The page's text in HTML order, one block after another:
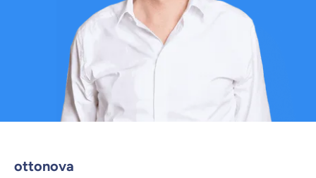
ottonova
Weil es uns wichtig ist, dass
du dich gut beraten fühlst.
Objektive und faire Beratung
Wir möchten, dass du dich aus Überzeugung für
uns entscheidest.
Vergleich mit anderen Tarifen am Markt
Wozu dürfen wir dich beraten?